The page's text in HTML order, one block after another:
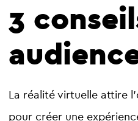
3
La réalité virtuelle attire
pour créer une